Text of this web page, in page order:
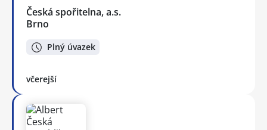
Česká spořitelna, a.s.
Brno
Plný úvazek
včerejší